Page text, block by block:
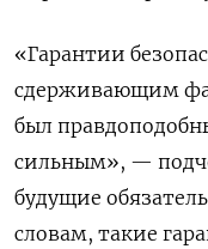
«Гарантии
сдерживающим
был
сильным», —
будущие
словам, такие